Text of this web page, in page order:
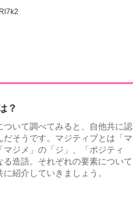
？
ついて調べてみると、自他共に認
そうです。マジティブとは「マ
ジメ」の「ジ」、「ポジティ
造語。それぞれの要素について
紹介していきましょう。